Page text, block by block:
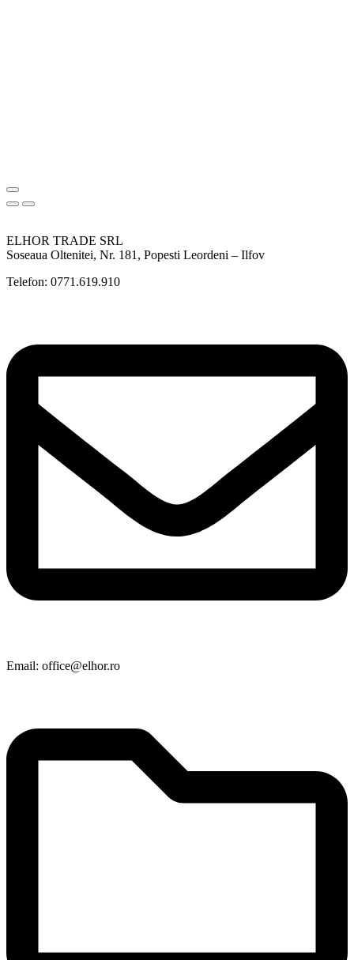
ELHOR TRADE SRL
Soseaua Oltenitei, Nr. 181, Popesti Leordeni – Ilfov
Telefon: 0771.619.910
Email: office@elhor.ro